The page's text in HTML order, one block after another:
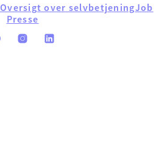
Oversigt over selvbetjeningJob
Presse